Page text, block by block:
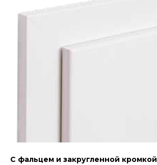
С фальцем и закругленной кромкой